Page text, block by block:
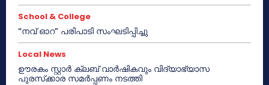
School & College
“നവ് ഓറ” പരിപാടി സംഘടിപ്പിച്ചു
Local News
ഊരകം സ്റ്റാർ ക്ലബ് വാർഷികവും വിദ്യാഭ്യാസ
പുരസ്‌ക്കാര സമർപ്പണം നടത്തി